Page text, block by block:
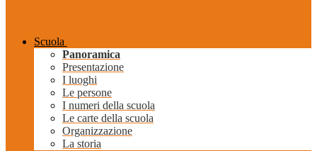
Scuola
Panoramica
Presentazione
I luoghi
Le persone
I numeri della scuola
Le carte della scuola
Organizzazione
La storia